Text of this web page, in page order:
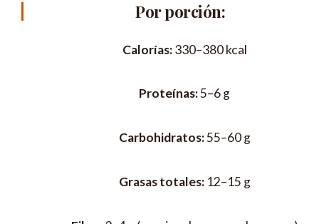
Por porción:
Calorías:330–380 kcal
Proteínas:5–6 g
Carbohidratos:55–60 g
Grasas totales:12–15 g